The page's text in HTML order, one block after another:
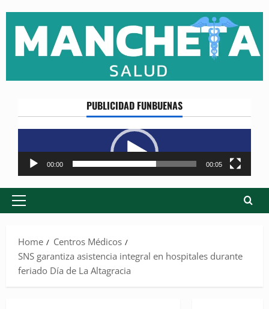
content
PUBLICIDAD FUNBUENAS
Reproductor
de
vídeo
00:00 00:05
Primary
Home
Centros Médicos
SNS garantiza asistencia integral en hospitales durante
feriado Día de La Altagracia